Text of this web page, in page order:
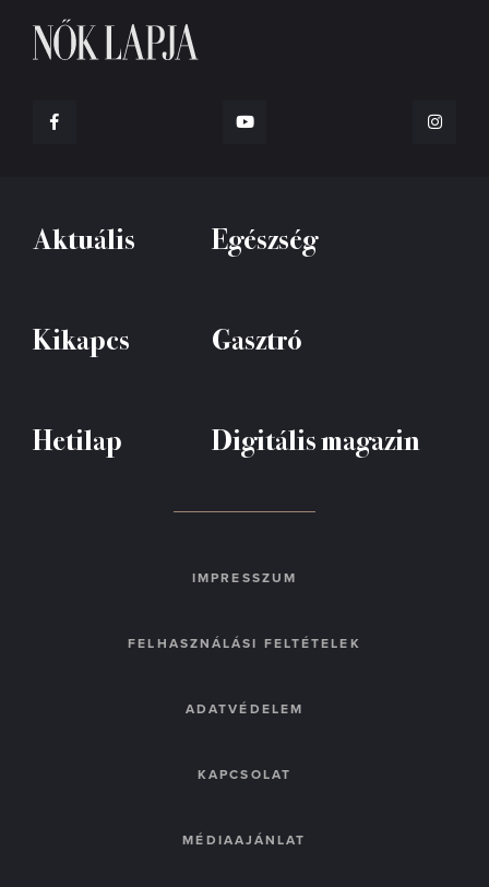
Aktuális Egészség
Kikapcs Gasztró
Hetilap Digitális magazin
IMPRESSZUM
FELHASZNÁLÁSI FELTÉTELEK
ADATVÉDELEM
KAPCSOLAT
MÉDIAAJÁNLAT